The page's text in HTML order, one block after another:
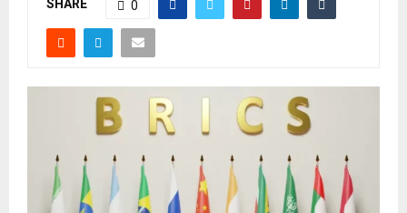
SHARE 0